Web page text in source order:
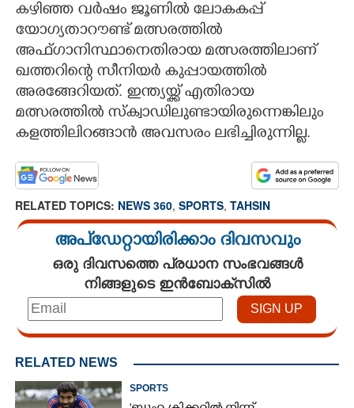
കഴിഞ്ഞ വർഷം ജൂണിൽ ലോകകപ്പ്
യോഗ്യതാറൗണ്ട് മത്സരത്തിൽ
അഫ്ഗാനിസ്ഥാനെതിരായ മത്സരത്തിലാണ്
ഖത്തറിന്റെ സീനിയർ കുപ്പായത്തിൽ
അരങ്ങേറിയത്. ഇന്ത്യയ്ക്ക് എതിരായ
മത്സരത്തിൽ സ്ക്വാഡിലുണ്ടായിരുന്നെങ്കിലും
കളത്തിലിറങ്ങാൻ അവസരം ലഭിച്ചിരുന്നില്ല.
RELATED TOPICS: NEWS 360, SPORTS, TAHSIN
അപ്ഡേറ്റായിരിക്കാം ദിവസവും
ഒരു ദിവസത്തെ പ്രധാന സംഭവങ്ങൾ
നിങ്ങളുടെ ഇൻബോക്സിൽ
RELATED NEWS
SPORTS